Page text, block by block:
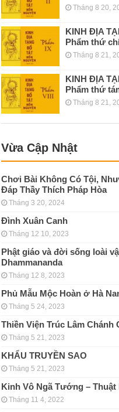
Tháng 8 20,
KINH ÐỊA
Phẩm thứ
Tháng 8 21,
KINH ÐỊA
Phẩm thứ
Tháng 8 21,
Vừa Cập Nhật
Chơi Bài Không Có Tội,
Đáp Thầy Thích Pháp Hòa
Tháng 3 20, 2024
Đình Xuân Canh
Tháng 12 10, 2023
Phật giáo và đời sống loài
Dhammananda
Tháng 12 8, 2023
Phủ Mẫu Mộc Hoàn ở Hà
Tháng 5 24, 2023
Thiền Viện Trúc Lâm Chánh
Tháng 5 21, 2023
KHẨU TRUYỀN SAO
Tháng 5 21, 2023
Kinh Vô Ngã Tướng – Thuật
Tháng 11 4, 2022